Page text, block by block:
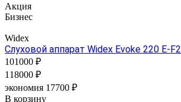
Акция
Бизнес
Widex
Слуховой аппарат Widex Evoke 220 E-F2
101000 ₽
118000 ₽
экономия 17700 ₽
В корзину